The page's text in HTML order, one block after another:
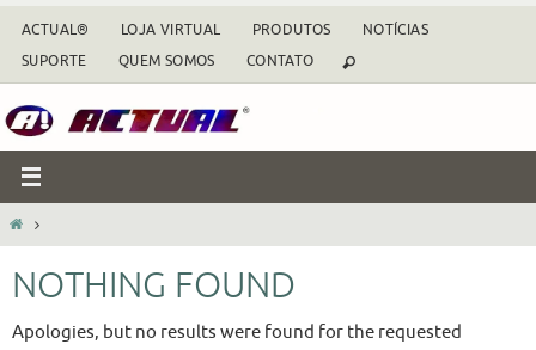
Skip
content
ACTUAL® LOJA VIRTUAL PRODUTOS
NOTÍCIAS
SUPORTE
QUEM SOMOS CONTATO
HOME
NOTHING FOUND
Apologies, but no results were found for the requested